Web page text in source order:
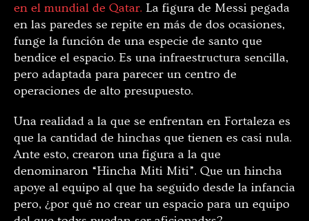
en el mundial de Qatar. La figura de Messi pegada
en las paredes se repite en más de dos ocasiones,
funge la función de una especie de santo que
bendice el espacio. Es una infraestructura sencilla,
pero adaptada para parecer un centro de
operaciones de alto presupuesto.
Una realidad a la que se enfrentan en Fortaleza es
que la cantidad de hinchas que tienen es casi nula.
Ante esto, crearon una figura a la que
denominaron “Hincha Miti Miti”. Que un hincha
apoye al equipo al que ha seguido desde la infancia
pero, ¿por qué no crear un espacio para un equipo